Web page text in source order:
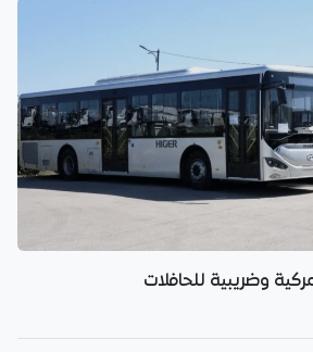
وضريبية للحافلات